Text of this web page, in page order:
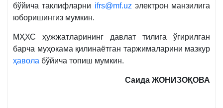
бўйича таклифларни ifrs@mf.uz электрон манзилига
юборишингиз мумкин.
МҲХС ҳужжатларининг давлат тилига ўгирилган
барча муҳокама қилинаётган таржималарини мазкур
ҳавола бўйича топиш мумкин.
Саида ЖОНИЗОҚОВА